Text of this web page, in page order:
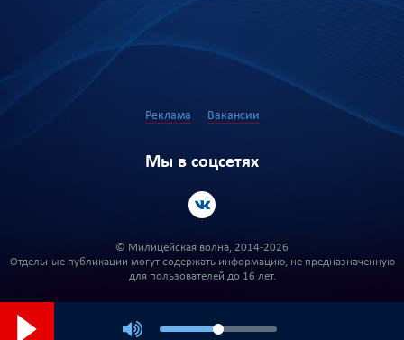
Реклама Вакансии
Мы в соцсетях
© Милицейская волна, 2014-2026
Отдельные публикации могут содержать информацию, не предназначенную
для пользователей до 16 лет.